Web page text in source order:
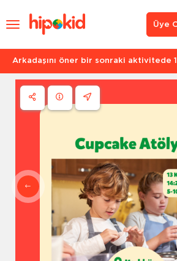
Üye
Arkadaşını öner bir sonraki aktivitede